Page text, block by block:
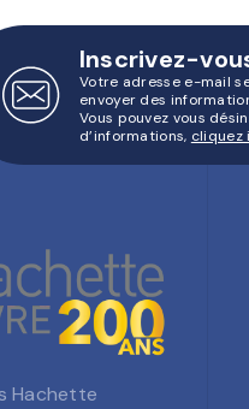
Inscrivez-
Votre adresse e-mail
envoyer des
Vous pouvez vous
d’informations, cliquez
Hachette